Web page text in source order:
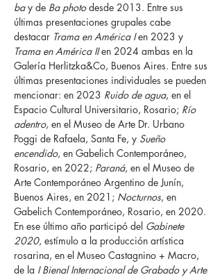
bay de Ba photodesde 2013. Entre sus
últimas presentaciones grupales cabe
destacar Trama en América Ien 2023 y
Trama en América IIen 2024 ambas en la
Galería Herlitzka&Co, Buenos Aires. Entre sus
últimas presentaciones individuales se pueden
mencionar: en 2023 Ruido de agua, en el
Espacio Cultural Universitario, Rosario; Río
adentro, en el Museo de Arte Dr. Urbano
Poggi de Rafaela, Santa Fe, y Sueño
encendido, en Gabelich Contemporáneo,
Rosario, en 2022; Paraná, en el Museo de
Arte Contemporáneo Argentino de Junín,
Buenos Aires, en 2021; Nocturnos, en
Gabelich Contemporáneo, Rosario, en 2020.
En ese último año participó del Gabinete
2020, estímulo a la producción artística
rosarina, en el Museo Castagnino + Macro,
de la I Bienal Internacional de Grabado y Arte